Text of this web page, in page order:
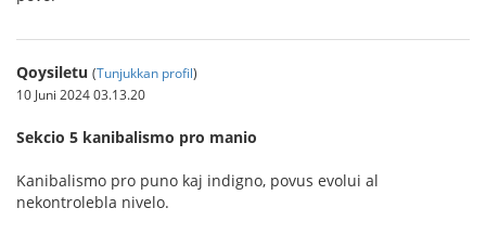
Qoysiletu (Tunjukkan profil)
10 Juni 2024 03.13.20
Sekcio 5 kanibalismo pro manio
Kanibalismo pro puno kaj indigno, povus evolui al
nekontrolebla nivelo.